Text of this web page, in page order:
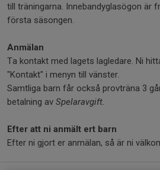
till träningarna. Innebandyglasögon är
första säsongen.
Anmälan
Ta kontakt med lagets lagledare. Ni
"Kontakt" i menyn till vänster.
Samtliga barn får också provträna 3
betalning av Spelaravgift.
Efter att ni anmält ert barn
Efter ni gjort er anmälan, så är ni